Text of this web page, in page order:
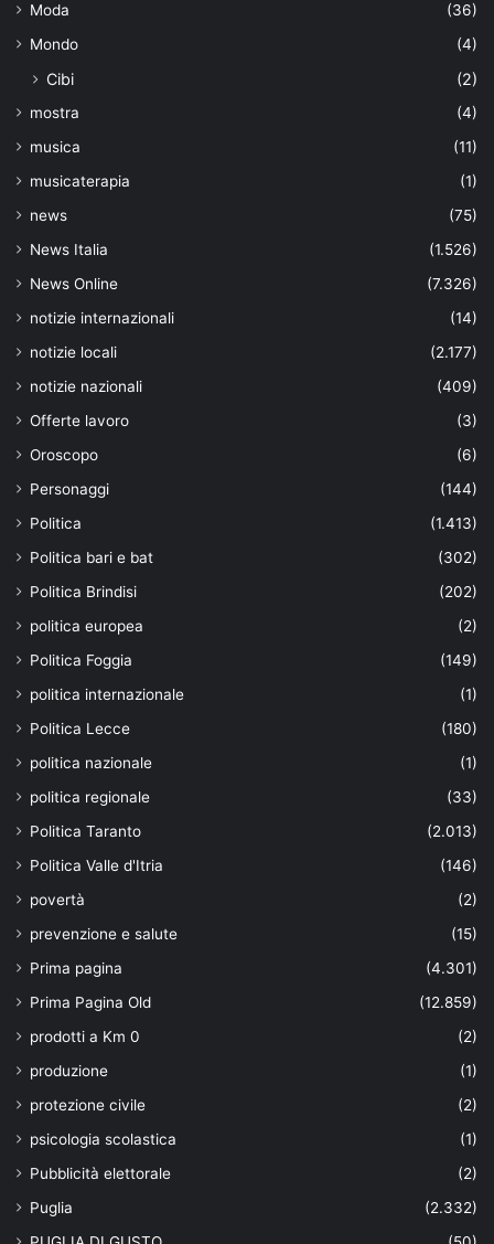
Moda
(36)
Mondo
(4)
Cibi (2)
mostra
(4)
musica
(11)
musicaterapia
(1)
news
(75)
News Italia
(1.526)
News Online
(7.326)
notizie internazionali
(14)
notizie locali
(2.177)
notizie nazionali
(409)
Offerte lavoro
(3)
Oroscopo
(6)
Personaggi
(144)
Politica
(1.413)
Politica bari e bat
(302)
Politica Brindisi
(202)
politica europea
(2)
Politica Foggia
(149)
politica internazionale
(1)
Politica Lecce
(180)
politica nazionale
(1)
politica regionale
(33)
Politica Taranto
(2.013)
Politica Valle d'Itria
(146)
povertà
(2)
prevenzione e salute
(15)
Prima pagina
(4.301)
Prima Pagina Old
(12.859)
prodotti a Km 0
(2)
produzione
(1)
protezione civile
(2)
psicologia scolastica
(1)
Pubblicità elettorale
(2)
Puglia
(2.332)